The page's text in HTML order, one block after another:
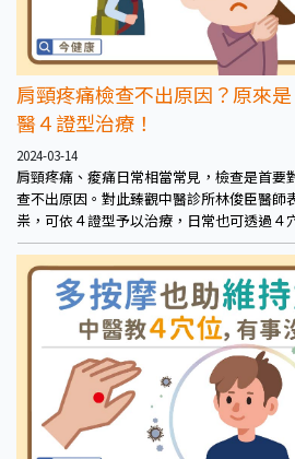
肩頸疼痛檢查不出原因？原來
醫４證型治療！
2024-03-14
肩頸疼痛、痠痛日常相當常見，檢查是首要
查不出原因。對此臻觀中醫診所林俊臣醫師
祟，可依４證型予以治療，日常也可透過４